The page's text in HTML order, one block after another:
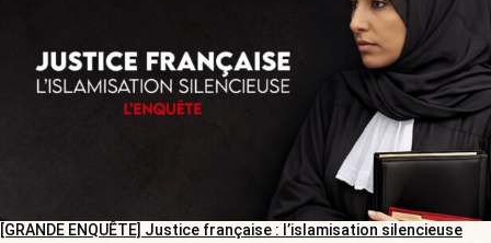
[GRANDE ENQUÊTE] Justice française : l’islamisation silencieuse